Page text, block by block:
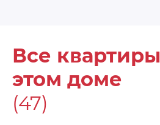
Все
этом доме
(47)